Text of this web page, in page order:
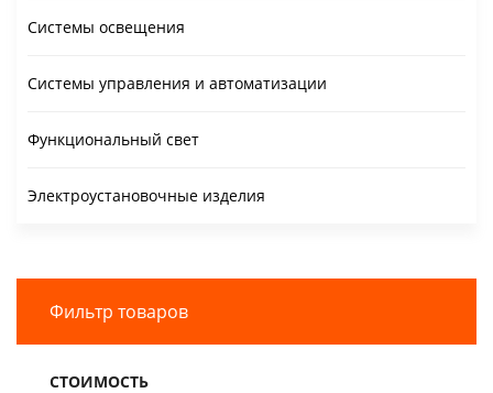
Системы освещения
Системы управления и автоматизации
Функциональный свет
Электроустановочные изделия
Фильтр товаров
СТОИМОСТЬ